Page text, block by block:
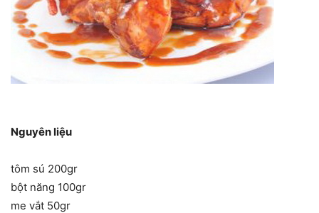
Nguyên liệu
tôm sú 200gr
bột năng 100gr
me vắt 50gr